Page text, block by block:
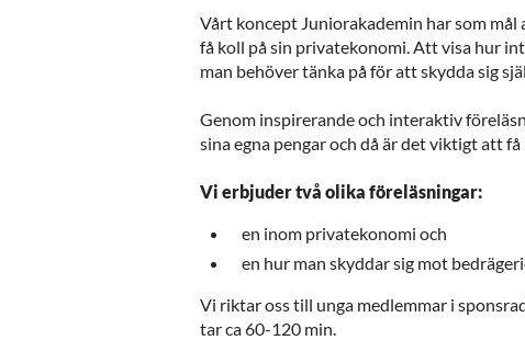
Vårt koncept Juniorakademin har som mål
få koll på sin privatekonomi. Att visa hur
man behöver tänka på för att skydda sig
Genom inspirerande och interaktiv
sina egna pengar och då är det viktigt att
Vi erbjuder två olika föreläsningar:
en inom privatekonomi och
en hur man skyddar sig mot
Vi riktar oss till unga medlemmar i
tar ca 60-120 min.